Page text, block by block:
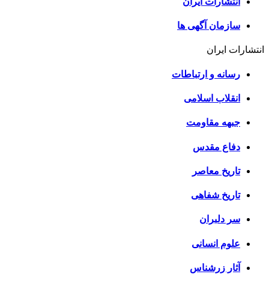
سازمان آگهی ها
انتشارات ایران
رسانه و ارتباطات
انقلاب اسلامی
جبهه مقاومت
دفاع مقدس
تاریخ معاصر
تاریخ شفاهی
سر دلبران
علوم انسانی
آثار زرشناس